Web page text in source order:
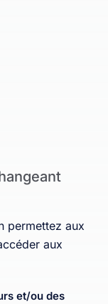
permettez aux
aux
et/ou des